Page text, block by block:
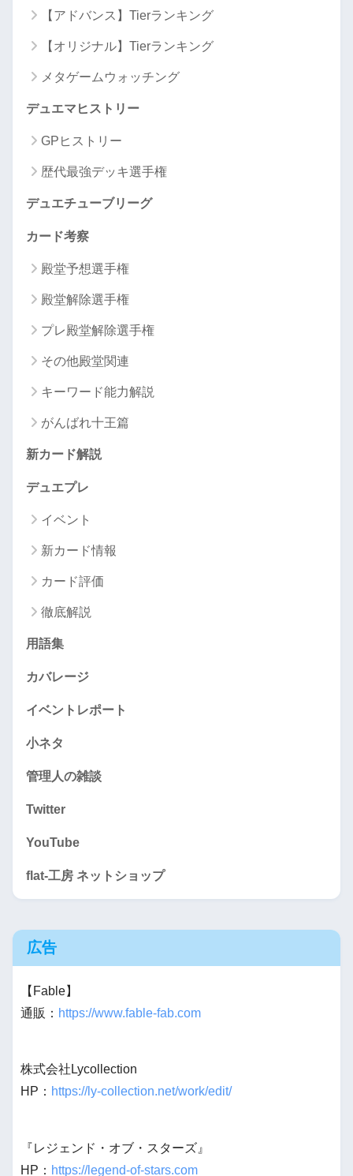
【アドバンス】Tierランキング
【オリジナル】Tierランキング
メタゲームウォッチング
デュエマヒストリー
GPヒストリー
歴代最強デッキ選手権
デュエチューブリーグ
カード考察
殿堂予想選手権
殿堂解除選手権
プレ殿堂解除選手権
その他殿堂関連
キーワード能力解説
がんばれ十王篇
新カード解説
デュエプレ
イベント
新カード情報
カード評価
徹底解説
用語集
カバレージ
イベントレポート
小ネタ
管理人の雑談
Twitter
YouTube
flat-工房 ネットショップ
広告
【Fable】
通販： https://www.fable-fab.com
株式会社Lycollection
HP： https://ly-collection.net/work/edit/
『レジェンド・オブ・スターズ』
HP： https://legend-of-stars.com